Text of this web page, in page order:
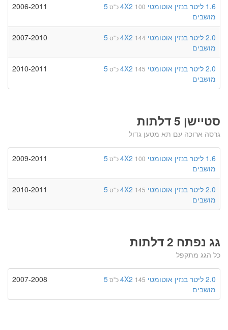
1.6 ליטר בנזין אוטומטי 4X2 100 כ"ס
5
מושבים
2006-2011
2.0 ליטר בנזין אוטומטי 4X2 144 כ"ס
5
מושבים
2007-2010
2.0 ליטר בנזין אוטומטי 4X2 145 כ"ס
5
מושבים
2010-2011
סטיישן 5 דלתות
גרסה ארוכה עם תא מטען גדול
1.6 ליטר בנזין אוטומטי 4X2 100 כ"ס
5
מושבים
2009-2011
2.0 ליטר בנזין אוטומטי 4X2 145 כ"ס
5
מושבים
2010-2011
גג נפתח 2 דלתות
כל הגג מתקפל
2.0 ליטר בנזין אוטומטי 4X2 145 כ"ס
5
מושבים
2007-2008